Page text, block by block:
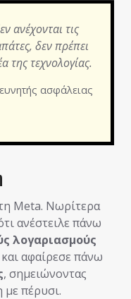
ανέχονται τις
δεν πρέπει
της τεχνολογίας.
ασφάλειας
Meta. Νωρίτερα
ανέστειλε πάνω
λογαριασμούς
αφαίρεσε πάνω
, σημειώνοντας
πέρυσι.